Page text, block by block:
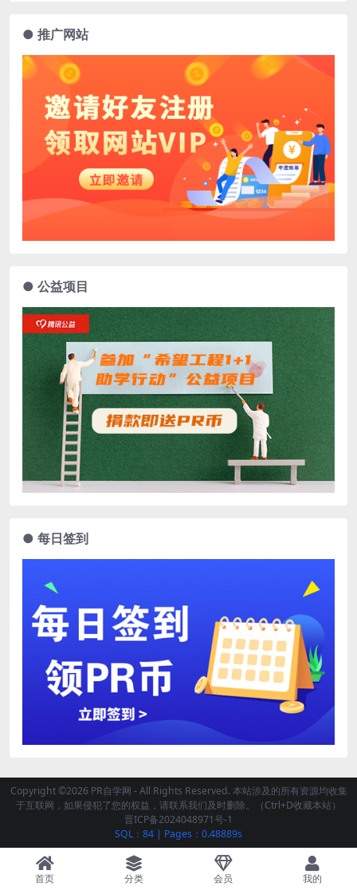
● 推广网站
● 公益项目
● 每日签到
Copyright ©2026 PR自学网 - All Rights Reserved. 本站涉及的所有资源均收集
于互联网，如果侵犯了您的权益，请联系我们及时删除。（Ctrl+D收藏本站）
晋ICP备2024048971号-1
SQL：84 | Pages：0.48889s
首页 分类 会员 我的